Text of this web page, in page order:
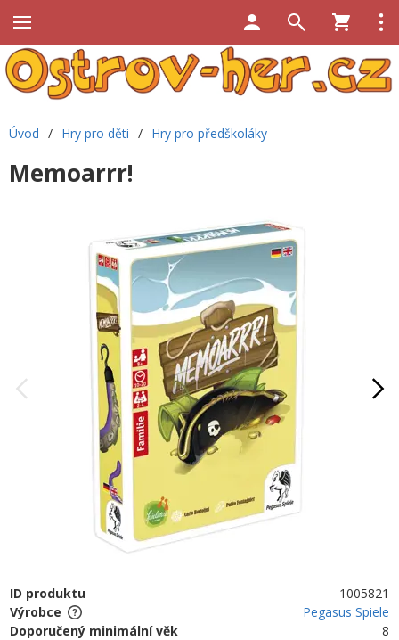
Úvod / Hry pro děti / Hry pro předškoláky
Memoarrr!
ID produktu
1005821
Výrobce
Pegasus Spiele
Doporučený minimální věk
8